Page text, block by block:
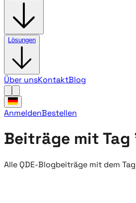
Lösungen
Über unsKontaktBlog
AnmeldenBestellen
Beiträge mit Tag
Alle QDE-Blogbeiträge mit dem